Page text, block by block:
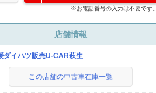
※お電話番号の入力は不要です。
店舗情報
ダイハツ販売U-CAR萩生
この店舗の中古車在庫一覧